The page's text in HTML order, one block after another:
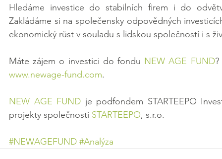
Hledáme investice do stabilních firem i do
Zakládáme si na společensky odpovědných
ekonomický růst v souladu s lidskou společností i s
Máte zájem o investici do fondu NEW AGE FUND?
www.newage-fund.com.
NEW AGE FUND je podfondem STARTEEPO
projekty společnosti STARTEEPO, s.r.o.
#NEWAGEFUND #Analýza